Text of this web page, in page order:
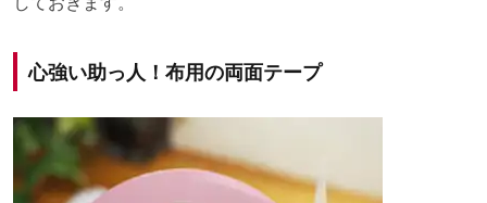
心強い助っ人！布用の両面テープ